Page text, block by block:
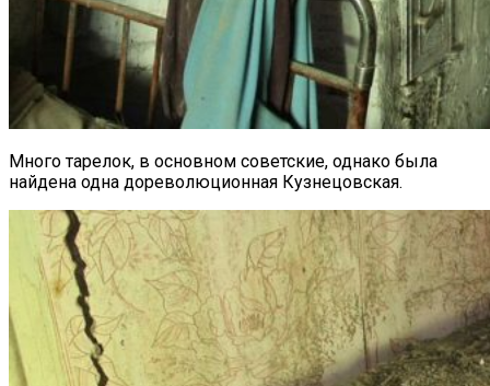
Много тарелок, в основном советские, однако была
найдена одна дореволюционная Кузнецовская.